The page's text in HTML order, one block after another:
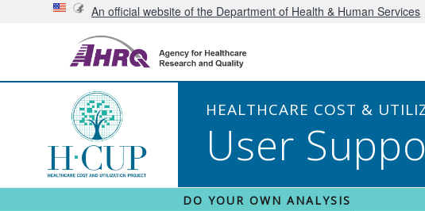
An official website of the Department of Health & Human Services
HEALTHCARE COST &
User
DO YOUR OWN ANALYSIS